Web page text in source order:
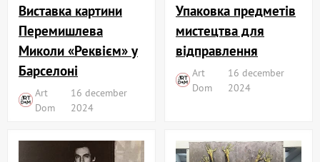
Виставка картини
Перемишлева
Миколи «Реквієм» у
Барселоні
Art
Dom
16 december
2024
Упаковка предметів
мистецтва для
відправлення
Art
Dom
16 december
2024